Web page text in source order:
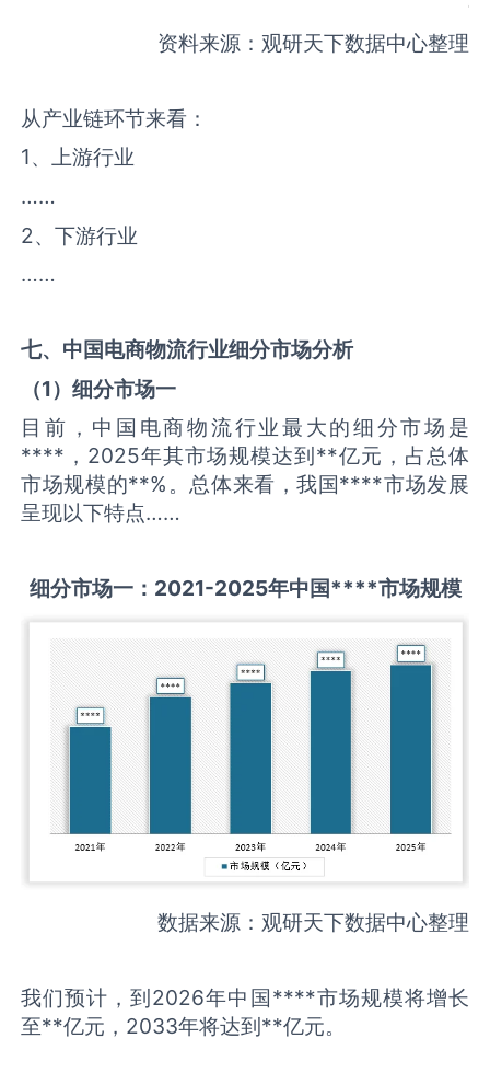
资料来源：观研天下数据中心整理
从产业链环节来看：
1、上游行业
……
2、下游行业
……
七、中国电商物流行业细分市场分析
（1）细分市场一
目前，中国电商物流行业最大的细分市场是
****，2025年其市场规模达到**亿元，占总体
市场规模的**%。总体来看，我国****市场发展
呈现以下特点……
细分市场一： 2021-2025年中国****市场规模
数据来源：观研天下数据中心整理
我们预计，到2026年中国****市场规模将增长
至**亿元，2033年将达到**亿元。